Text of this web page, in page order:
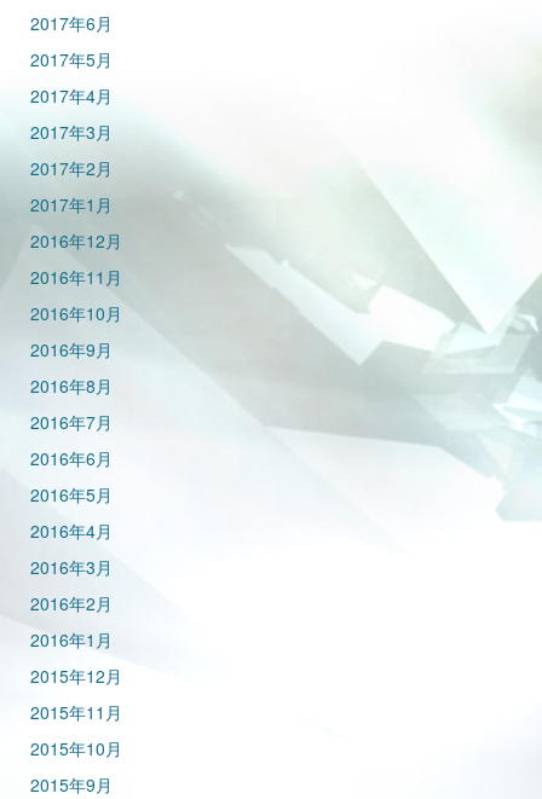
2017年6月
2017年5月
2017年4月
2017年3月
2017年2月
2017年1月
2016年12月
2016年11月
2016年10月
2016年9月
2016年8月
2016年7月
2016年6月
2016年5月
2016年4月
2016年3月
2016年2月
2016年1月
2015年12月
2015年11月
2015年10月
2015年9月